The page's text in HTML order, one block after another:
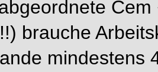
brauche
mindestens